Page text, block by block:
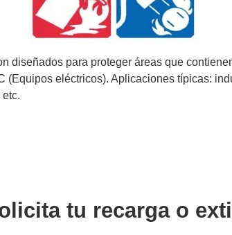
diseñados para proteger áreas que
(Equipos eléctricos). Aplicaciones típicas:
tu recarga o